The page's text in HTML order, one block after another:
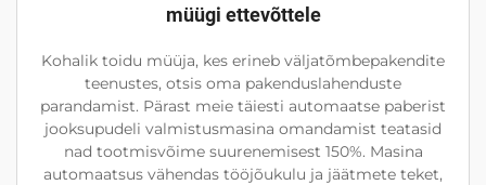
müügi ettevõttele
Kohalik toidu müüja, kes erineb väljatõmbepakendite
teenustes, otsis oma pakenduslahenduste
parandamist. Pärast meie täiesti automaatse paberist
jooksupudeli valmistusmasina omandamist teatasid
nad tootmisvõime suurenemisest 150%. Masina
automaatsus vähendas tööjõukulu ja jäätmete teket,